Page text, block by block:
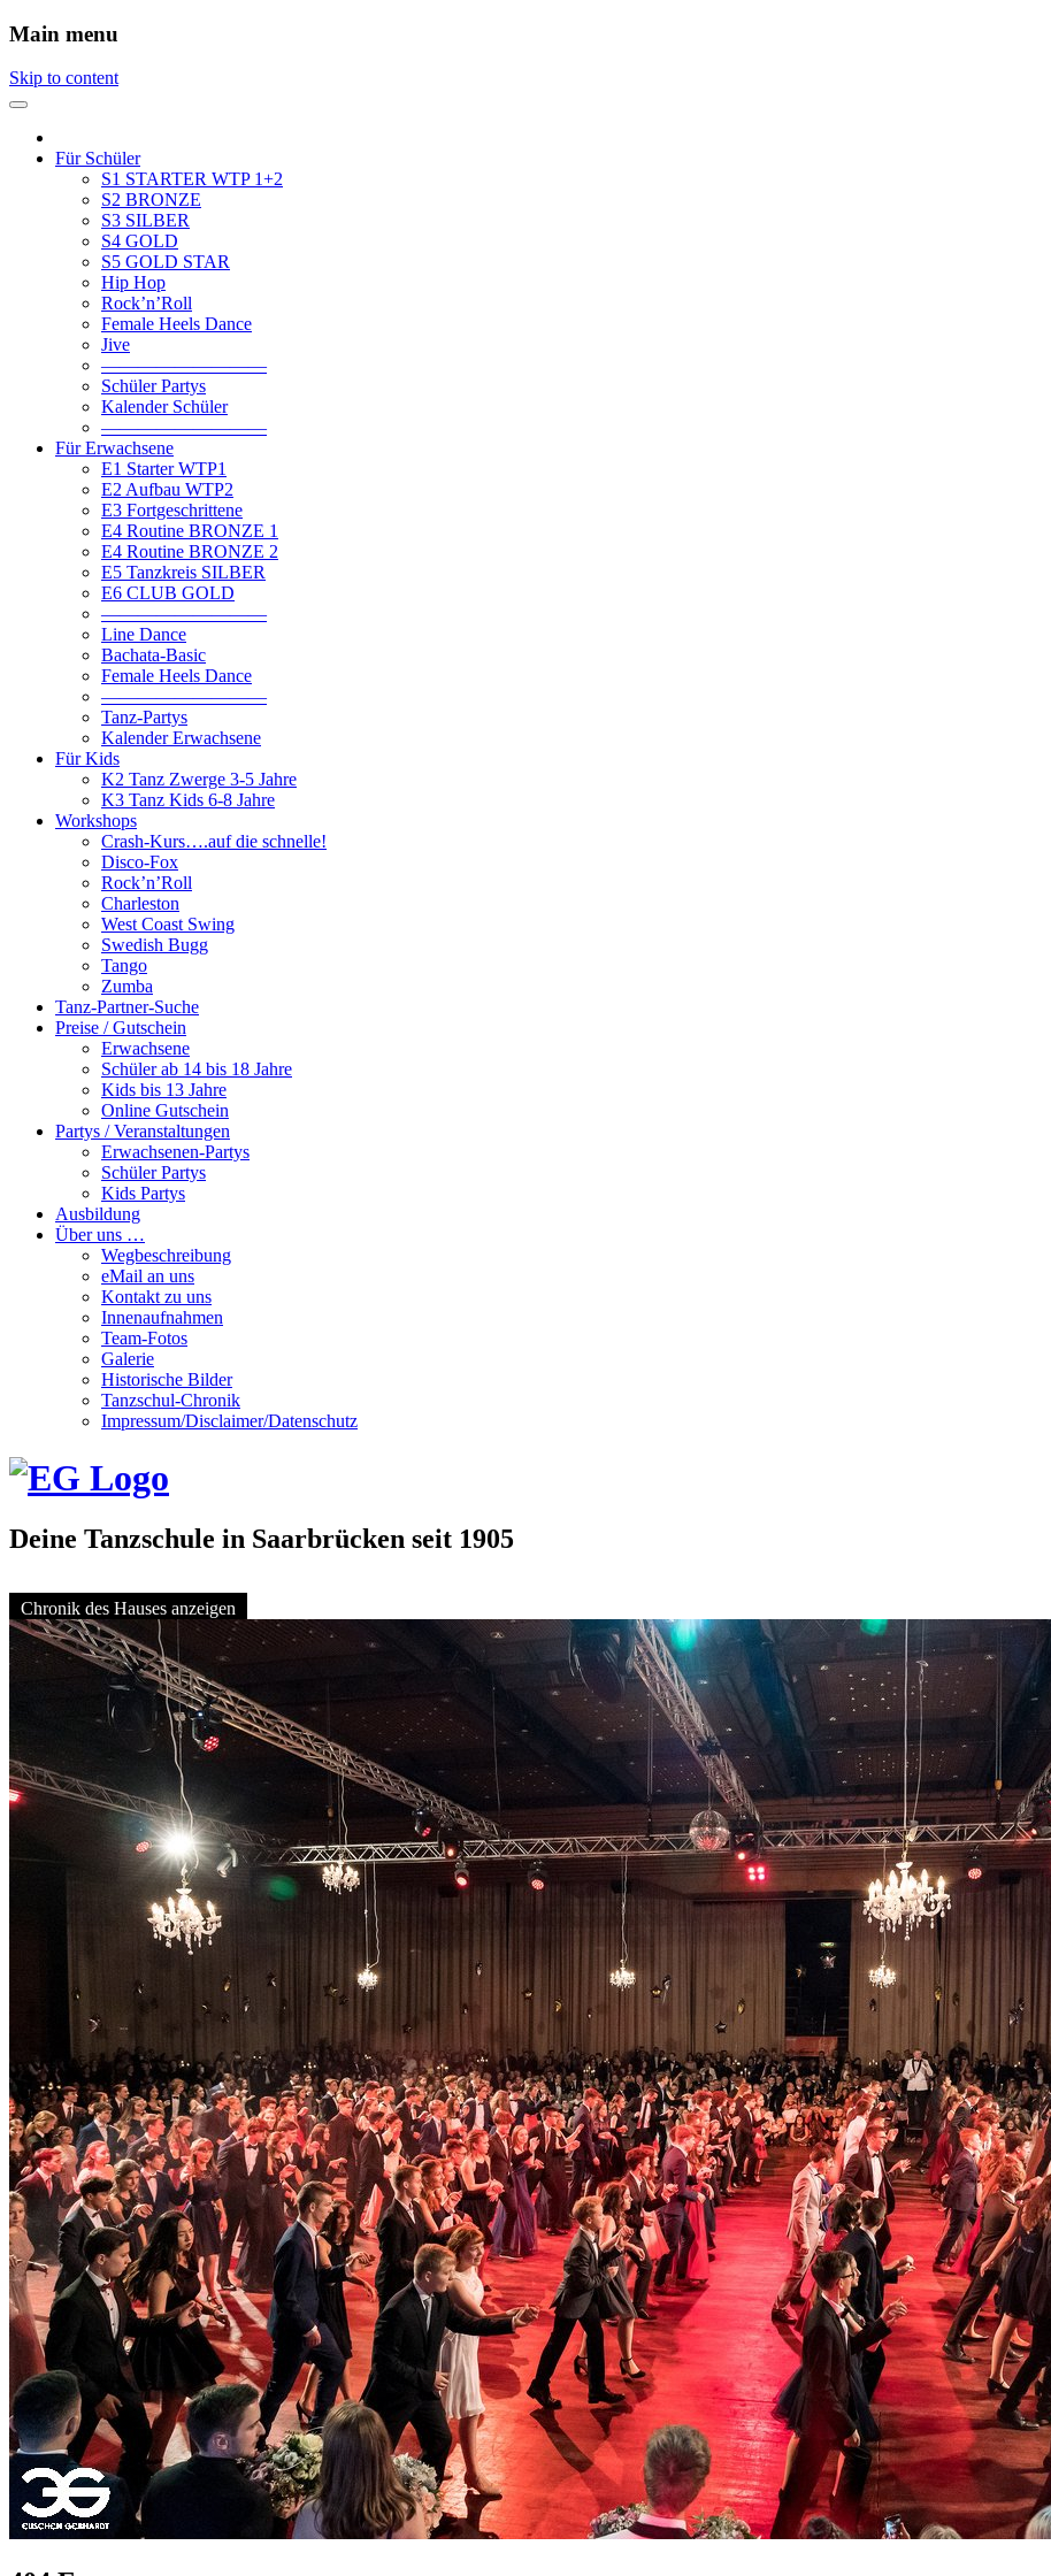
Main menu
Skip to content
Für Schüler
S1 STARTER WTP 1+2
S2 BRONZE
S3 SILBER
S4 GOLD
S5 GOLD STAR
Hip Hop
Rock’n’Roll
Female Heels Dance
Jive
—————————
Schüler Partys
Kalender Schüler
—————————
Für Erwachsene
E1 Starter WTP1
E2 Aufbau WTP2
E3 Fortgeschrittene
E4 Routine BRONZE 1
E4 Routine BRONZE 2
E5 Tanzkreis SILBER
E6 CLUB GOLD
—————————
Line Dance
Bachata-Basic
Female Heels Dance
—————————
Tanz-Partys
Kalender Erwachsene
Für Kids
K2 Tanz Zwerge 3-5 Jahre
K3 Tanz Kids 6-8 Jahre
Workshops
Crash-Kurs….auf die schnelle!
Disco-Fox
Rock’n’Roll
Charleston
West Coast Swing
Swedish Bugg
Tango
Zumba
Tanz-Partner-Suche
Preise / Gutschein
Erwachsene
Schüler ab 14 bis 18 Jahre
Kids bis 13 Jahre
Online Gutschein
Partys / Veranstaltungen
Erwachsenen-Partys
Schüler Partys
Kids Partys
Ausbildung
Über uns …
Wegbeschreibung
eMail an uns
Kontakt zu uns
Innenaufnahmen
Team-Fotos
Galerie
Historische Bilder
Tanzschul-Chronik
Impressum/Disclaimer/Datenschutz
Deine Tanzschule in Saarbrücken seit 1905
Chronik des Hauses anzeigen